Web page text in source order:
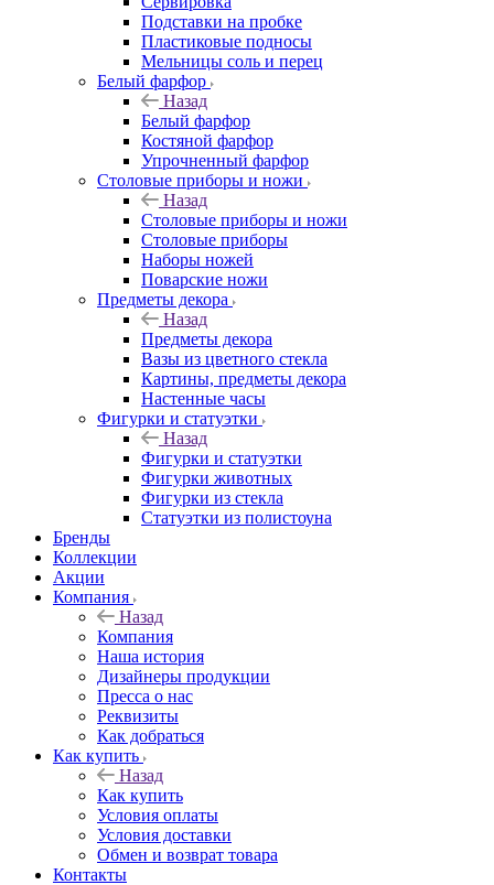
Подставки на пробке
Пластиковые подносы
Мельницы соль и перец
Белый фарфор
Назад
Белый фарфор
Костяной фарфор
Упрочненный фарфор
Столовые приборы и ножи
Назад
Столовые приборы и ножи
Столовые приборы
Наборы ножей
Поварские ножи
Предметы декора
Назад
Предметы декора
Вазы из цветного стекла
Картины, предметы декора
Настенные часы
Фигурки и статуэтки
Назад
Фигурки и статуэтки
Фигурки животных
Фигурки из стекла
Статуэтки из полистоуна
Бренды
Коллекции
Акции
Компания
Назад
Компания
Наша история
Дизайнеры продукции
Пресса о нас
Реквизиты
Как добраться
Как купить
Назад
Как купить
Условия оплаты
Условия доставки
Обмен и возврат товара
Контакты